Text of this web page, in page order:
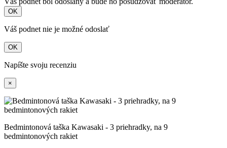
OK
Váš podnet nie je možné odoslať
OK
Napíšte svoju recenziu
×
Bedmintonová taška Kawasaki - 3 priehradky, na 9
bedmintonových rakiet